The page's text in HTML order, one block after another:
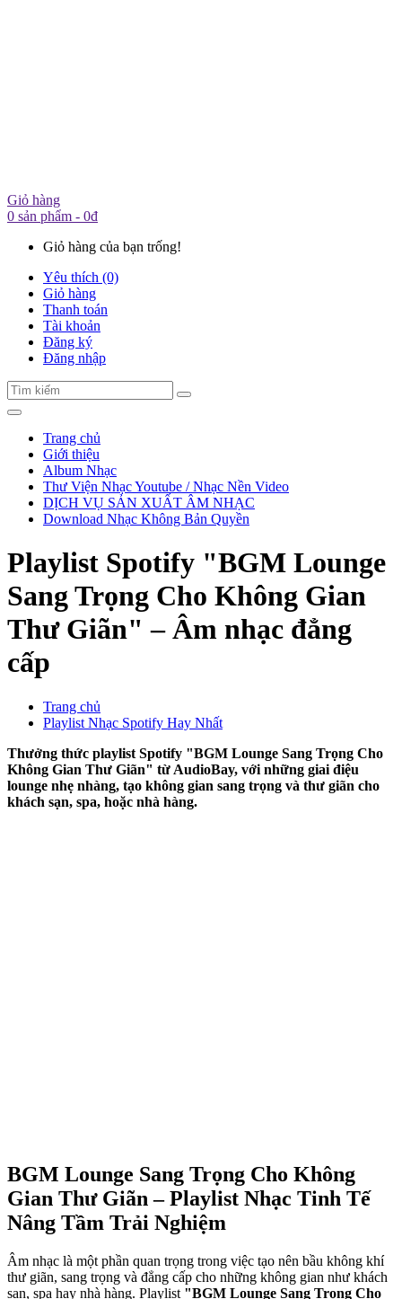
Giỏ hàng
0 sản phẩm - 0đ
Giỏ hàng của bạn trống!
Yêu thích (0)
Giỏ hàng
Thanh toán
Tài khoản
Đăng ký
Đăng nhập
Trang chủ
Giới thiệu
Album Nhạc
Thư Viện Nhạc Youtube / Nhạc Nền Video
DỊCH VỤ SẢN XUẤT ÂM NHẠC
Download Nhạc Không Bản Quyền
Playlist Spotify "BGM Lounge
Sang Trọng Cho Không Gian
Thư Giãn" – Âm nhạc đẳng
cấp
Trang chủ
Playlist Nhạc Spotify Hay Nhất
Thưởng thức playlist Spotify "BGM Lounge Sang Trọng Cho
Không Gian Thư Giãn" từ AudioBay, với những giai điệu
lounge nhẹ nhàng, tạo không gian sang trọng và thư giãn cho
khách sạn, spa, hoặc nhà hàng.
BGM Lounge Sang Trọng Cho Không
Gian Thư Giãn – Playlist Nhạc Tinh Tế
Nâng Tầm Trải Nghiệm
Âm nhạc là một phần quan trọng trong việc tạo nên bầu không khí
thư giãn, sang trọng và đẳng cấp cho những không gian như khách
sạn, spa hay nhà hàng. Playlist "BGM Lounge Sang Trọng Cho